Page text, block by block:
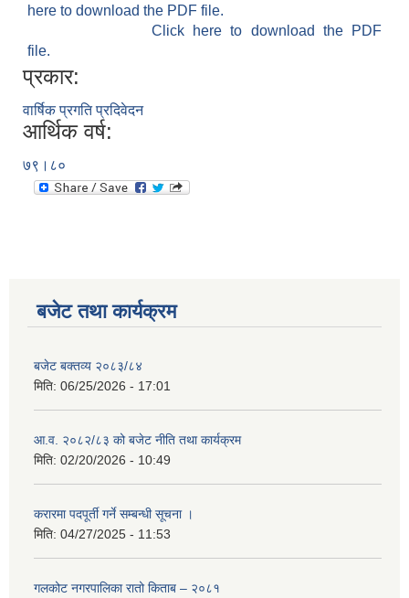
here to download the PDF file.
Click here to download the PDF
file.
प्रकार:
वार्षिक प्रगति प्रदिवेदन
आर्थिक वर्ष:
७९।८०
बजेट तथा कार्यक्रम
बजेट बक्तव्य २०८३/८४
मिति: 06/25/2026 - 17:01
आ.व. २०८२/८३ को बजेट नीति तथा कार्यक्रम
मिति: 02/20/2026 - 10:49
करारमा पदपूर्ती गर्ने सम्बन्धी सूचना ।
मिति: 04/27/2025 - 11:53
गलकोट नगरपालिका रातो किताब – २०८१